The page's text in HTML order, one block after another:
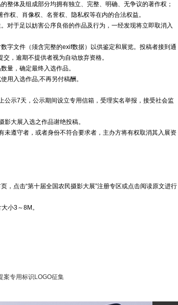
整体及组成部分均拥有独立、完整、明确、无争议的著作权；
权、肖像权、名誉权、隐私权等在内的合法权益。
对于足以妨害公序良俗的作品及行为，一经发现将立即取消入
字文件（须含完整的exif数据）以供鉴定和展览。投稿者接到通
，逾期不提供者视为自动放弃资格。
量，确定最终入选作品。
用入选作品,不再另付稿酬。
公示7天，公示期间设立专用信箱，受理实名举报，接受社会监
大展入选之作品谢绝投稿。
未遵守者，或者身份不符合要求者，主办方将有权取消其入展资
，点击“第十届全国农民摄影大展”注册专区或点击阅读原文进行
小3～8M。
案专用标识LOGO征集